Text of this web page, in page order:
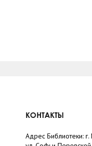
КОНТАКТЫ
Адрес Библиотеки: